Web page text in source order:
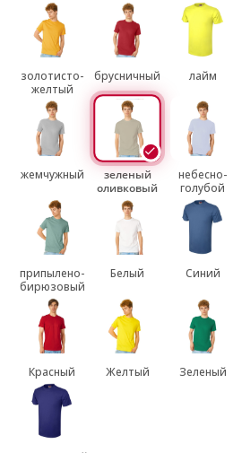
золотисто-
желтый
брусничный лайм
жемчужный
зеленый
оливковый
небесно-
голубой
припылено-
бирюзовый
Белый Синий
Красный Желтый Зеленый